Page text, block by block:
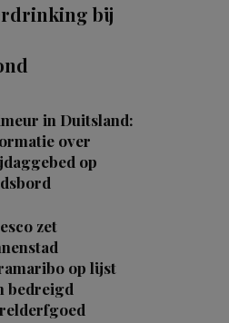
bij
in Duitsland:
over
op
zet
op lijst
bedreigd